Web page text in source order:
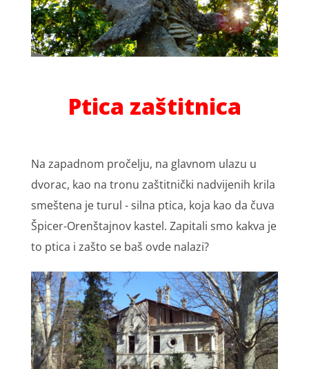
Ptica zaštitnica
Na zapadnom pročelju, na glavnom ulazu u
dvorac, kao na tronu zaštitnički nadvijenih krila
smeštena je turul - silna ptica, koja kao da čuva
Špicer-Orenštajnov kastel. Zapitali smo kakva je
to ptica i zašto se baš ovde nalazi?